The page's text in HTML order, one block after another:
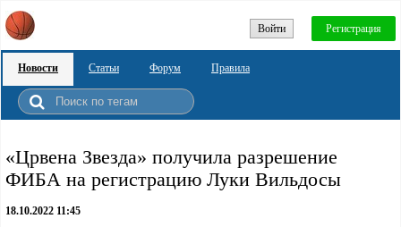
Войти Регистрация
Новости Статьи Форум Правила
«Црвена Звезда» получила разрешение
ФИБА на регистрацию Луки Вильдосы
18.10.2022 11:45